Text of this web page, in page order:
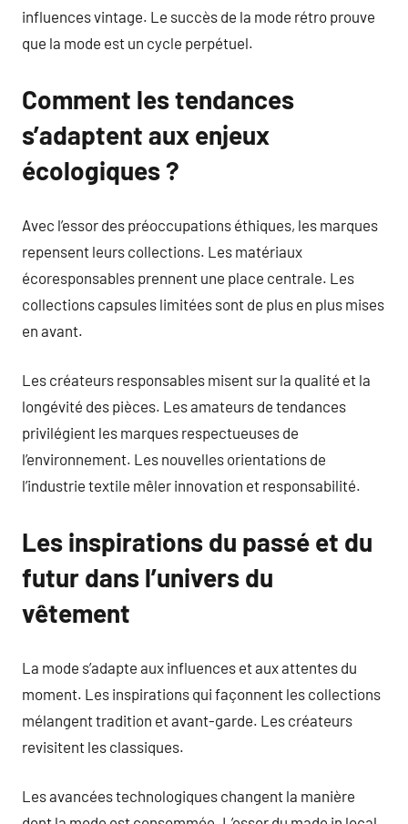
influences vintage. Le succès de la mode rétro prouve
que la mode est un cycle perpétuel.
Comment les tendances
s’adaptent aux enjeux
écologiques ?
Avec l’essor des préoccupations éthiques, les marques
repensent leurs collections. Les matériaux
écoresponsables prennent une place centrale. Les
collections capsules limitées sont de plus en plus mises
en avant.
Les créateurs responsables misent sur la qualité et la
longévité des pièces. Les amateurs de tendances
privilégient les marques respectueuses de
l’environnement. Les nouvelles orientations de
l’industrie textile mêler innovation et responsabilité.
Les inspirations du passé et du
futur dans l’univers du
vêtement
La mode s’adapte aux influences et aux attentes du
moment. Les inspirations qui façonnent les collections
mélangent tradition et avant-garde. Les créateurs
revisitent les classiques.
Les avancées technologiques changent la manière